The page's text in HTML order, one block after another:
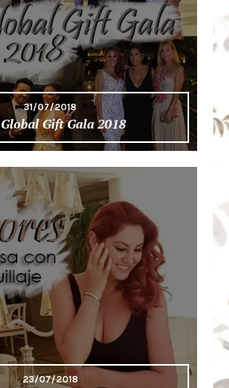
31/07/2018
Gift Gala 2018
23/07/2018